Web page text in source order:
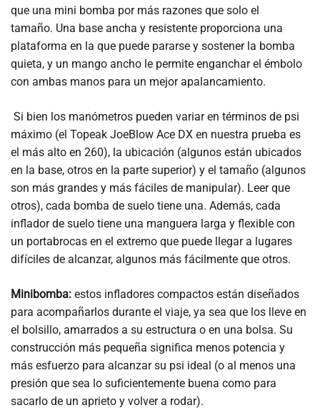
que una mini bomba por más razones que solo el
tamaño. Una base ancha y resistente proporciona una
plataforma en la que puede pararse y sostener la bomba
quieta, y un mango ancho le permite enganchar el émbolo
con ambas manos para un mejor apalancamiento.
Si bien los manómetros pueden variar en términos de psi
máximo (el Topeak JoeBlow Ace DX en nuestra prueba es
el más alto en 260), la ubicación (algunos están ubicados
en la base, otros en la parte superior) y el tamaño (algunos
son más grandes y más fáciles de manipular). Leer que
otros), cada bomba de suelo tiene una. Además, cada
inflador de suelo tiene una manguera larga y flexible con
un portabrocas en el extremo que puede llegar a lugares
difíciles de alcanzar, algunos más fácilmente que otros.
Minibomba: estos infladores compactos están diseñados
para acompañarlos durante el viaje, ya sea que los lleve en
el bolsillo, amarrados a su estructura o en una bolsa. Su
construcción más pequeña significa menos potencia y
más esfuerzo para alcanzar su psi ideal (o al menos una
presión que sea lo suficientemente buena como para
sacarlo de un aprieto y volver a rodar).